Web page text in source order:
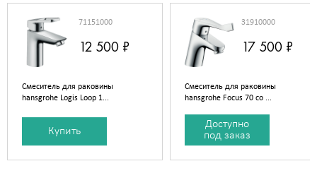
71151000
12 500 ₽
Смеситель для раковины
hansgrohe Logis Loop 1...
Купить
31910000
17 500 ₽
Смеситель для раковины
hansgrohe Focus 70 со ...
Доступно
под заказ